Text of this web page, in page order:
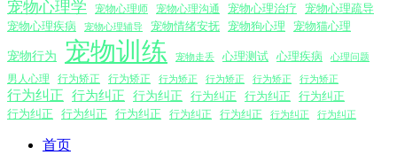
宠物心理学 宠物心理师 宠物心理沟通 宠物心理治疗
宠物心理疏导
宠物心理疾病
宠物心理辅导 宠物情绪安抚 宠物狗心理 宠物猫心理
宠物行为 宠物训练 宠物走丢 心理测试 心理疾病 心理问题
男人心理 行为矫正 行为矫正 行为矫正 行为矫正 行为矫正 行为矫正
行为纠正 行为纠正 行为纠正 行为纠正 行为纠正
行为纠正
行为纠正
行为纠正 行为纠正 行为纠正 行为纠正 行为纠正 行为纠正
首页